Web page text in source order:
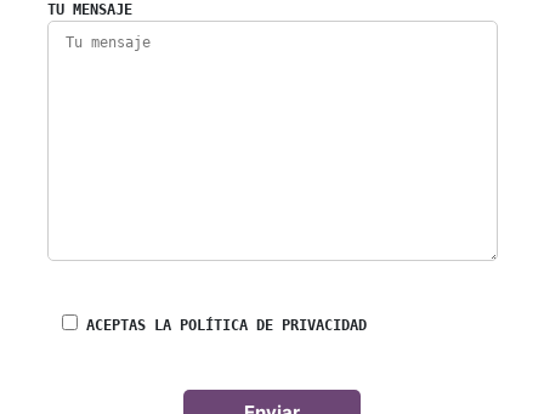
TU MENSAJE
ACEPTAS LA POLÍTICA DE PRIVACIDAD